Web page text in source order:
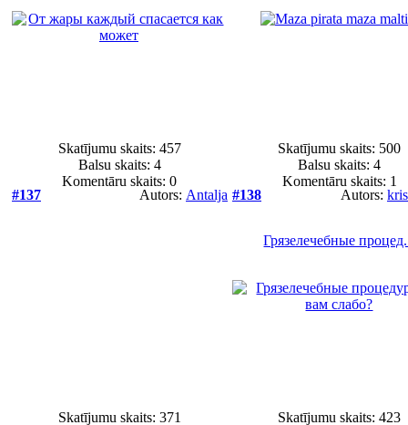
Skatījumu skaits: 457
Balsu skaits: 4
Komentāru skaits: 0
Skatījumu skaits: 500
Balsu skaits:4
Komentāru skaits: 1
#137
Autors: Antalja
Skatījumu skaits: 371
#138 Autors:
Грязелечебные
Skatījumu skaits: 423